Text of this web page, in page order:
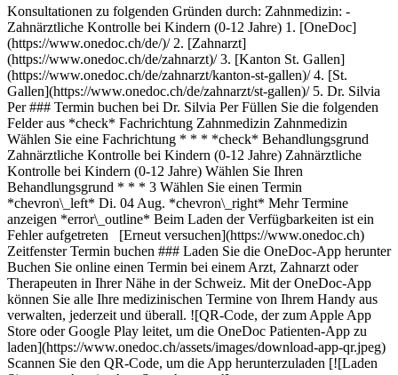
Konsultationen zu folgenden Gründen durch: Zahnmedizin: -
Zahnärztliche Kontrolle bei Kindern (0-12 Jahre) 1. [OneDoc](https://www.onedoc.ch/de/)/ 2. [Zahnarzt](https://www.onedoc.ch/de/zahnarzt)/ 3. [Kanton St. Gallen](https://www.onedoc.ch/de/zahnarzt/kanton-st-gallen)/ 4. [St. Gallen](https://www.onedoc.ch/de/zahnarzt/st-gallen)/ 5. Dr. Silvia Per ### Termin buchen bei Dr. Silvia Per Füllen Sie die folgenden Felder aus *check* Fachrichtung Zahnmedizin Zahnmedizin Wählen Sie eine Fachrichtung * * * *check* Behandlungsgrund Zahnärztliche Kontrolle bei Kindern (0-12 Jahre) Zahnärztliche Kontrolle bei Kindern (0-12 Jahre) Wählen Sie Ihren Behandlungsgrund * * * 3 Wählen Sie einen Termin *chevron\_left* Di. 04 Aug. *chevron\_right* Mehr Termine anzeigen *error\_outline* Beim Laden der Verfügbarkeiten ist ein Fehler aufgetreten [Erneut versuchen](https://www.onedoc.ch) Zeitfenster Termin buchen ### Laden Sie die OneDoc-App herunter Buchen Sie online einen Termin bei einem Arzt, Zahnarzt oder Therapeuten in Ihrer Nähe in der Schweiz. Mit der OneDoc-App können Sie alle Ihre medizinischen Termine von Ihrem Handy aus verwalten, jederzeit und überall. ![QR-Code, der zum Apple App Store oder Google Play leitet, um die OneDoc Patienten-App zu laden](https://www.onedoc.ch/assets/images/download-app-qr.jpeg) Scannen Sie den QR-Code, um die App herunterzuladen [![Laden Sie unsere App im App Store herunter!](https://www.onedoc.ch/assets/images/app-store-badge-de.svg)](https://apps.apple.com/ch/app/onedoc/id1592376413?l=fr)[![Laden Sie unsere App im Google Play Store herunter!](https://www.onedoc.ch/assets/images/google-play-badge-de.png)](https://play.google.com/store/apps/details?id=ch.onedoc.patient&hl=fr-CH) *keyboard\_arrow\_right* ## Verwandte Fachgebiete [Zahnarzt in Malans](https://www.onedoc.ch/de/zahnarzt/malans)[Zahnarzt in St. Gallen](https://www.onedoc.ch/de/zahnarzt/st-gallen)[Zahnarzt in Buchs SG](https://www.onedoc.ch/de/zahnarzt/buchs?state=SG)[Zahnarzt in Winterthur](https://www.onedoc.ch/de/zahnarzt/winterthur) *keyboard\_arrow\_right* ## Verwandte Expertisen [Karies in St. Gallen](https://www.onedoc.ch/de/karies/st-gallen)[Zahninfektion | Zahnweh in St. Gallen](https://www.onedoc.ch/de/zahninfektion-zahnweh/st-gallen)[Pedodontie | Kinderzahnarzt in St. Gallen](https://www.onedoc.ch/de/pedodontie-kinderzahnarzt/st-gallen) *keyboard\_arrow\_right* ## Beliebte Suchbegriffe [Physiotherapeut in Winterthur](https://www.onedoc.ch/de/physiotherapeut/winterthur)[Hausarzt (Allgemeinmedizin) in Winterthur](https://www.onedoc.ch/de/hausarzt-allgemeinmedizin/winterthur)[Augenarzt in Winterthur](https://www.onedoc.ch/de/augenarzt/winterthur)[Gynäkologe (Frauenarzt und Geburtshelfer) in Winterthur](https://www.onedoc.ch/de/gynakologe-frauenarzt-und-geburtshelfer/winterthur)[Hausarzt (Allgemeinmedizin) in St. Gallen](https://www.onedoc.ch/de/hausarzt-allgemeinmedizin/st-gallen)[Sportphysiotherapeut in Winterthur](https://www.onedoc.ch/de/sportphysiotherapeut/winterthur)[Facharzt für Allgemeine Innere Medizin in Winterthur](https://www.onedoc.ch/de/facharzt-fur-allgemeine-innere-medizin/winterthur)[Hautarzt (Dermatologe) in Winterthur](https://www.onedoc.ch/de/hautarzt-dermatologe/winterthur)[Physiotherapeut in St. Gallen](https://www.onedoc.ch/de/physiotherapeut/st-gallen)[Physiotherapeut in Abtwil SG](https://www.onedoc.ch/de/physiotherapeut/abtwil?state=SG)[Gynäkologe (Frauenarzt und Geburtshelfer) in Rapperswil-Jona](https://www.onedoc.ch/de/gynakologe-frauenarzt-und-geburtshelfer/rapperswil-jona)[Hausarzt (Allgemeinmedizin) in Sargans](https://www.onedoc.ch/de/hausarzt-allgemeinmedizin/sargans)[Facharzt für Allgemeine Innere Medizin in Frauenfeld](https://www.onedoc.ch/de/facharzt-fur-allgemeine-innere-medizin/frauenfeld)[Masseur (klassische Massage) in Winterthur](https://www.onedoc.ch/de/masseur-klassische-massage/winterthur)[Medizinischer Masseur (Massage) in Winterthur](https://www.onedoc.ch/de/medizinischer-masseur-massage/winterthur)[Impfzentrum in St. Gallen](https://www.onedoc.ch/de/impfzentrum/st-gallen)[Sportphysiotherapeut in Abtwil SG](https://www.onedoc.ch/de/sportphysiotherapeut/abtwil?state=SG)[Facharzt für Allgemeine Innere Medizin in Rapperswil-Jona](https://www.onedoc.ch/de/facharzt-fur-allgemeine-innere-medizin/rapperswil-jona)[Spezialist für ästhetische Medizin in Winterthur](https://www.onedoc.ch/de/spezialist-fur-asthetische-medizin/winterthur)[Hausarzt (Allgemeinmedizin) in Müllheim](https://www.onedoc.ch/de/hausarzt-allgemeinmedizin/mullheim)[Augenarzt in Pfäffikon ZH](https://www.onedoc.ch/de/augenarzt/pfaffikon?state=ZH) *keyboard\_arrow\_right* ## Finden Sie einen Arzt oder Therapeuten [Ärzte- und Therapeutenverzeichnis](https://www.onedoc.ch/de/verzeichnis) [A](https://www.onedoc.ch/de/verzeichnis/A) [B](https://www.onedoc.ch/de/verzeichnis/B) [C](https://www.onedoc.ch/de/verzeichnis/C) [D](https://www.onedoc.ch/de/verzeichnis/D) [E](https://www.onedoc.ch/de/verzeichnis/E) [F](https://www.onedoc.ch/de/verzeichnis/F) [G](https://www.onedoc.ch/de/verzeichnis/G) [H](https://www.onedoc.ch/de/verzeichnis/H) [I](https://www.onedoc.ch/de/verzeichnis/I) [J](https://www.onedoc.ch/de/verzeichnis/J) [K](https://www.onedoc.ch/de/verzeichnis/K) [L](https://www.onedoc.ch/de/verzeichnis/L) [M](https://www.onedoc.ch/de/verzeichnis/M) [N](https://www.onedoc.ch/de/verzeichnis/N) [O](https://www.onedoc.ch/de/verzeichnis/O) [P](https://www.onedoc.ch/de/verzeichnis/P) [Q](https://www.onedoc.ch/de/verzeichnis/Q) [R](https://www.onedoc.ch/de/verzeichnis/R) [S](https://www.onedoc.ch/de/verzeichnis/S) [T](https://www.onedoc.ch/de/verzeichnis/T) [U](https://www.onedoc.ch/de/verzeichnis/U) [V](https://www.onedoc.ch/de/verzeichnis/V) [W](https://www.onedoc.ch/de/verzeichnis/W) [X](https://www.onedoc.ch/de/verzeichnis/X) [Y](https://www.onedoc.ch/de/verzeichnis/Y) [Z](https://www.onedoc.ch/de/verzeichnis/Z) ## OneDoc [Ich bin Gesundheitsfachperson](https://info.onedoc.ch/de/) [Über uns](https://info.onedoc.ch/de/unsere-mission/) [Presse](https://info.onedoc.ch/de/media/) [Karriere](https://career.onedoc.ch/de) [Datenschutzzentrum](https://privacy.onedoc.ch/de/) [Verwaltung der Cookies](javascript:Didomi.preferences.show%28%29) [Hilfezentrum](https://help.onedoc.ch/de/) ## Sprachen [Deutsch](https://www.onedoc.ch/de/zahnarztin/st-gallen/pcspu/dr-silvia-per) [Français](https://www.onedoc.ch/fr/medecin-dentiste/saint-gall/pcspu/dr-silvia-per) [Italiano](https://www.onedoc.ch/it/dentista/san-gallo/pcspu/dr-silvia-per) [English](https://www.onedoc.ch/en/dentist/st-gallen/pcspu/dr-silvia-per) ## Verwandte Fachgebiete [Zahnarzt in Malans](https://www.onedoc.ch/de/zahnarzt/malans) [Zahnarzt in St. Gallen](https://www.onedoc.ch/de/zahnarzt/st-gallen) [Zahnarzt in Buchs SG](https://www.onedoc.ch/de/zahnarzt/buchs?state=SG) [Zahnarzt in Winterthur](https://www.onedoc.ch/de/zahnarzt/winterthur) ## Verwandte Expertisen [Karies in St. Gallen](https://www.onedoc.ch/de/karies/st-gallen) [Zahninfektion | Zahnweh in St. Gallen](https://www.onedoc.ch/de/zahninfektion-zahnweh/st-gallen) [Pedodontie | Kinderzahnarzt in St. Gallen](https://www.onedoc.ch/de/pedodontie-kinderzahnarzt/st-gallen) ## Beliebte Suchbegriffe [Physiotherapie in Winterthur](https://www.onedoc.ch/de/physiotherapeut/winterthur) [Hausarzt (Allgemeinmedizin) in Winterthur](https://www.onedoc.ch/de/hausarzt-allgemeinmedizin/winterthur) [Augenarzt in Winterthur](https://www.onedoc.ch/de/augenarzt/winterthur) [Gynäkologie (Frauenarzt) in Winterthur](https://www.onedoc.ch/de/gynakologe-frauenarzt-und-geburtshelfer/winterthur) [Hausarzt (Allgemeinmedizin) in St. Gallen](https://www.onedoc.ch/de/hausarzt-allgemeinmedizin/st-gallen) [Sportphysiotherapie in Winterthur](https://www.onedoc.ch/de/sportphysiotherapeut/winterthur) [Facharzt für Allgemeine Innere Medizin in Winterthur](https://www.onedoc.ch/de/facharzt-fur-allgemeine-innere-medizin/winterthur) [Hautarzt (Dermatologie) in Winterthur](https://www.onedoc.ch/de/hautarzt-dermatologe/winterthur) [Physiotherapie in St. Gallen](https://www.onedoc.ch/de/physiotherapeut/st-gallen) [Physiotherapie in Abtwil SG](https://www.onedoc.ch/de/physiotherapeut/abtwil?state=SG) [Gynäkologie (Frauenarzt) in Rapperswil-Jona](https://www.onedoc.ch/de/gynakologe-frauenarzt-und-geburtshelfer/rapperswil-jona) [Hausarzt (Allgemeinmedizin) in Sargans](https://www.onedoc.ch/de/hausarzt-allgemeinmedizin/sargans) [Facharzt für Allgemeine Innere Medizin in Frauenfeld](https://www.onedoc.ch/de/facharzt-fur-allgemeine-innere-medizin/frauenfeld) [Masseur (klassische Massage) in Winterthur](https://www.onedoc.ch/de/masseur-klassische-massage/winterthur) [Medizinische Massage in Winterthur](https://www.onedoc.ch/de/medizinischer-masseur-massage/winterthur) [Impfzentrum in St. Gallen](https://www.onedoc.ch/de/impfzentrum/st-gallen) [Sportphysiotherapie in Abtwil SG](https://www.onedoc.ch/de/sportphysiotherapeut/abtwil?state=SG) [Facharzt für Allgemeine Innere Medizin in Rapperswil-Jona](https://www.onedoc.ch/de/facharzt-fur-allgemeine-innere-medizin/rapperswil-jona) [Ästhetische Medizin in Winterthur](https://www.onedoc.ch/de/spezialist-fur-asthetische-medizin/winterthur) [Hausarzt (Allgemeinmedizin) in Müllheim](https://www.onedoc.ch/de/hausarzt-allgemeinmedizin/mullheim) [Augenarzt in Pfäffikon ZH](https://www.onedoc.ch/de/augenarzt/pfaffikon?state=ZH) [![Facebook-Symbol](https://www.onedoc.ch/assets/images/icons/facebook.svg)](https://facebook.com/onedoc.ch/)[![LinkedIn-Symbol](https://www.onedoc.ch/assets/images/icons/linkedin.svg)](https://linkedin.com/company/onedoc.ch/)[![Instagram-Symbol](https://www.onedoc.ch/assets/images/icons/instagram.svg)](https://www.instagram.com/onedoc.ch/)[![X-Symbol](https://www.onedoc.ch/assets/images/icons/x.svg)](https://twitter.com/OneDoc_ch)[![YouTube-Symbol](https://www.onedoc.ch/assets/images/icons/youtube.svg)](https://www.youtube.com/channel/UCWnlE63em_m8ZioBA5n8Z6w) Finden Sie einen Arzt oder Thera